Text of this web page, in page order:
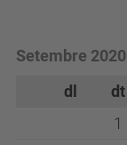
Setembre 2020
dl
dt
1